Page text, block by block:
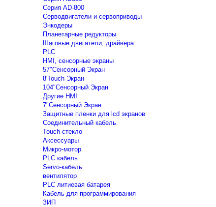
Серия AD-800
Серводвигатели и сервоприводы
Энкодеры
Планетарные редукторы
Шаговые двигатели, драйвера
PLC
HMI, сенсорные экраны
57"Сенсорный Экран
8'Touch Экран
104"Сенсорный Экран
Другие HMI
7"Сенсорный Экран
Защитные пленки для lcd экранов
Соединительный кабель
Touch-стекло
Аксессуары
Микро-мотор
PLC кабель
Servo-кабель
вентилятор
PLC литиевая батарея
Кабель для программирования
ЗИП